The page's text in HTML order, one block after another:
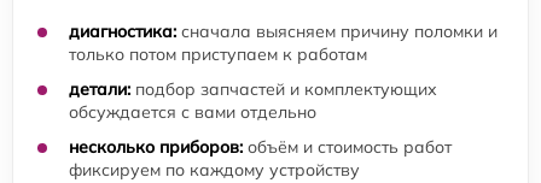
диагностика: сначала выясняем причину поломки и
только потом приступаем к работам
детали: подбор запчастей и комплектующих
обсуждается с вами отдельно
несколько приборов: объём и стоимость работ
фиксируем по каждому устройству